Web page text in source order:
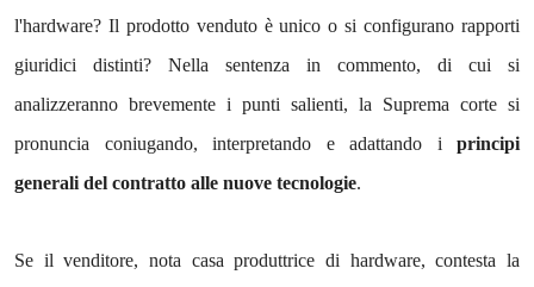
l'hardware? Il prodotto venduto è unico o si configurano rapporti
giuridici distinti? Nella sentenza in commento, di cui si
analizzeranno brevemente i punti salienti, la Suprema corte si
pronuncia coniugando, interpretando e adattando i principi
generali del contratto alle nuove tecnologie.
Se il venditore, nota casa produttrice di hardware, contesta la